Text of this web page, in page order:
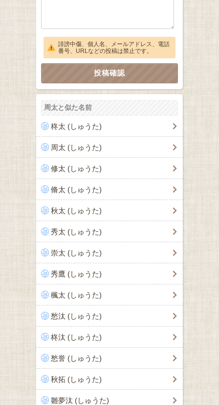
誹謗中傷、個人名、メールアドレス、電話
番号、URLなどの投稿は禁止です。
周太と似た名前
柊太 (しゅうた)
周太 (しゅうた)
修太 (しゅうた)
脩太 (しゅうた)
秋太 (しゅうた)
秀太 (しゅうた)
崇太 (しゅうた)
秀鷹 (しゅうた)
楓太 (しゅうた)
愁汰 (しゅうた)
柊汰 (しゅうた)
愁誉 (しゅうた)
秋拓 (しゅうた)
雛夢汰 (しゅうた)